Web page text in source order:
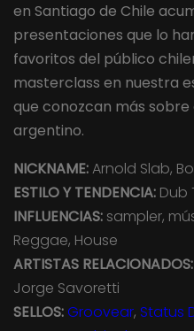
en Santiago de Chile
presentaciones que lo
favoritos del público
masterclass en nuestra
que conozcan más
argentino.
NICKNAME:Arnold Slab,
ESTILO Y TENDENCIA: Dub
INFLUENCIAS: sampler,
Reggae, House
ARTISTAS RELACIONADOS:
Jorge Savoretti
SELLOS:Groovear, Status